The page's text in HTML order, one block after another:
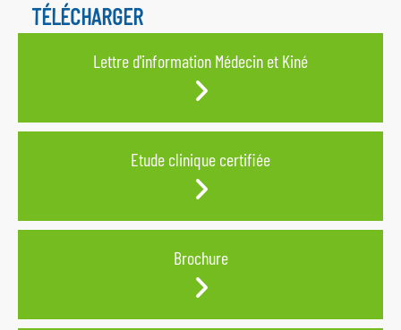
TÉLÉCHARGER
Lettre d'information Médecin et Kiné
Etude clinique certifiée
Brochure